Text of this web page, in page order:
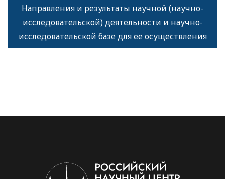
Направления и результаты научной (научно-
исследовательской) деятельности и научно-
исследовательской базе для ее осуществления